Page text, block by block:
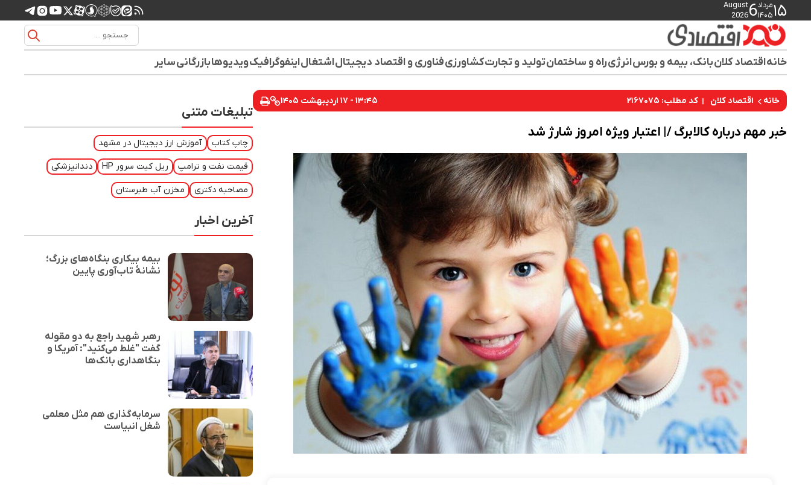
۱۵مرداد
۱۴۰۵6
August
2026
خانهاقتصاد کلانبانک، بیمه و بورسانرژیراه و ساختمانتولید و تجارتکشاورزیفناوری و اقتصاد دیجیتالاشتغالاینفوگرافیکویدیوهابازرگانیسایر
خانه اقتصاد کلان کد مطلب: ۲۱۶۷۰۷۵ ۱۳:۴۵ - ۱۷ اردیبهشت ۱۴۰۵
خبر مهم درباره کالابرگ /| اعتبار ویژه امروز شارژ شد
تبلیغات متنی
چاپ کتاب آموزش ارز دیجیتال در مشهد
قیمت نفت و ترامپ ریل کیت سرور HP دندانپزشکی
مصاحبه دکتری مخزن آب طبرستان
آخرین اخبار
بیمه بیکاری بنگاه‌های بزرگ؛
نشانهٔ تاب‌آوری پایین
رهبر شهید راجع به دو مقوله
گفت "غلط می‌کنید": آمریکا و
بنگاهداری بانک‌ها
سرمایه‌گذاری هم مثل معلمی
شغل انبیاست